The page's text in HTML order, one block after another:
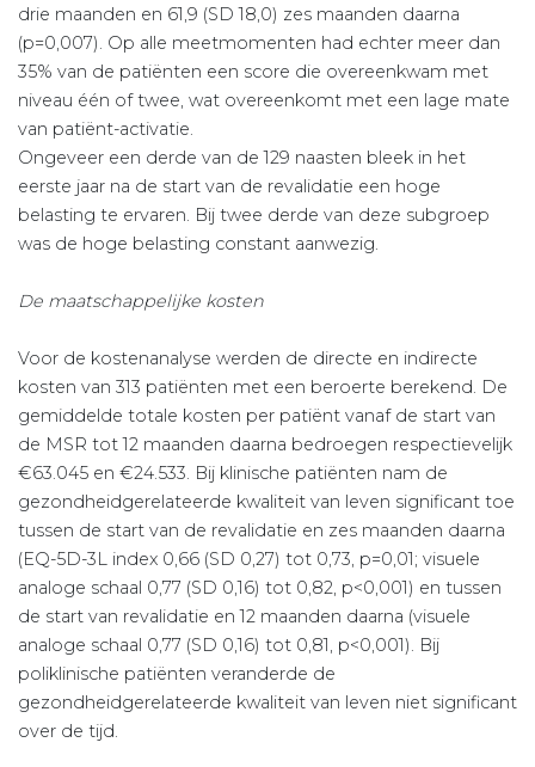
drie maanden en 61,9 (SD 18,0) zes maanden daarna
(p=0,007). Op alle meetmomenten had echter meer dan
35% van de patiënten een score die overeenkwam met
niveau één of twee, wat overeenkomt met een lage mate
van patiënt-activatie.
Ongeveer een derde van de 129 naasten bleek in het
eerste jaar na de start van de revalidatie een hoge
belasting te ervaren. Bij twee derde van deze subgroep
was de hoge belasting constant aanwezig.
De maatschappelijke kosten
Voor de kostenanalyse werden de directe en indirecte
kosten van 313 patiënten met een beroerte berekend. De
gemiddelde totale kosten per patiënt vanaf de start van
de MSR tot 12 maanden daarna bedroegen respectievelijk
€63.045 en €24.533. Bij klinische patiënten nam de
gezondheidgerelateerde kwaliteit van leven significant toe
tussen de start van de revalidatie en zes maanden daarna
(EQ-5D-3L index 0,66 (SD 0,27) tot 0,73, p=0,01; visuele
analoge schaal 0,77 (SD 0,16) tot 0,82, p<0,001) en tussen
de start van revalidatie en 12 maanden daarna (visuele
analoge schaal 0,77 (SD 0,16) tot 0,81, p<0,001). Bij
poliklinische patiënten veranderde de
gezondheidgerelateerde kwaliteit van leven niet significant
over de tijd.